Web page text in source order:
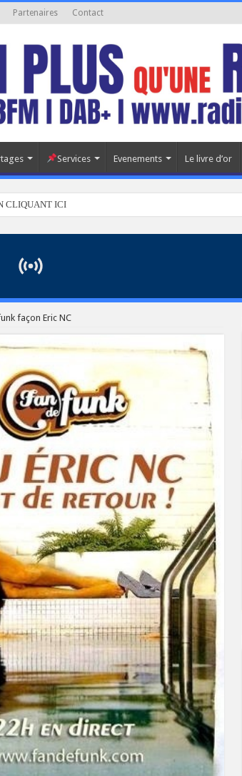
Partenaires Contact
Services Evenements Le livre d’or
CLIQUANT ICI
façon Eric NC